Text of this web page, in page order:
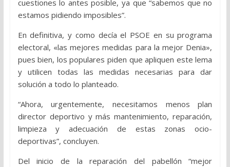
cuestiones lo antes posible, ya que “sabemos que no
estamos pidiendo imposibles”.
En definitiva, y como decía el PSOE en su programa
electoral, «las mejores medidas para la mejor Denia»,
pues bien, los populares piden que apliquen este lema
y utilicen todas las medidas necesarias para dar
solución a todo lo planteado.
“Ahora, urgentemente, necesitamos menos plan
director deportivo y más mantenimiento, reparación,
limpieza y adecuación de estas zonas ocio-
deportivas”, concluyen.
Del inicio de la reparación del pabellón “mejor